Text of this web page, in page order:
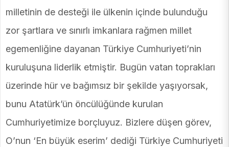
milletinin de desteği ile ülkenin içinde bulunduğu
zor şartlara ve sınırlı imkanlara rağmen millet
egemenliğine dayanan Türkiye Cumhuriyeti’nin
kuruluşuna liderlik etmiştir. Bugün vatan toprakları
üzerinde hür ve bağımsız bir şekilde yaşıyorsak,
bunu Atatürk’ün öncülüğünde kurulan
Cumhuriyetimize borçluyuz. Bizlere düşen görev,
O’nun ‘En büyük eserim’ dediği Türkiye Cumhuriyeti